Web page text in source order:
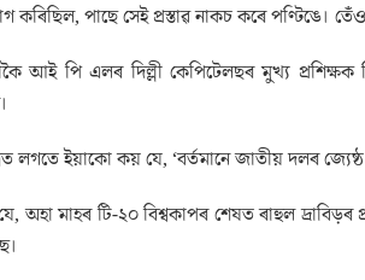
কৰিছিল, পাছে সেই প্ৰস্তাৱ নাকচ কৰে পণ্টিঙে।
আই পি এলৰ দিল্লী কেপিটেলছৰ মুখ্য প্ৰশিক্ষক
লগতে ইয়াকো কয় যে, ‘বৰ্তমানে জাতীয় দলৰ
অহা মাহৰ টি-২০ বিশ্বকাপৰ শেষত ৰাহুল